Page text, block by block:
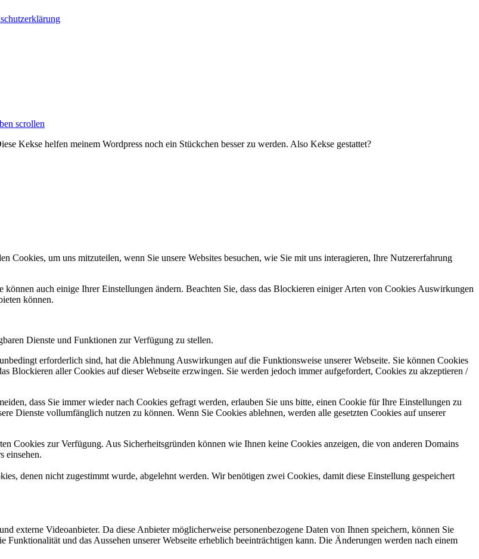
scrollen
Kekse helfen meinem Wordpress noch ein Stückchen besser zu werden. Also Kekse gestattet?
Cookies, um uns mitzuteilen, wenn Sie unsere Websites besuchen, wie Sie mit uns interagieren, Ihre Nutzererfahrung
auch einige Ihrer Einstellungen ändern. Beachten Sie, dass das Blockieren einiger Arten von Cookies Auswirkungen
können.
Dienste und Funktionen zur Verfügung zu stellen.
erforderlich sind, hat die Ablehnung Auswirkungen auf die Funktionsweise unserer Webseite. Sie können Cookies
Blockieren aller Cookies auf dieser Webseite erzwingen. Sie werden jedoch immer aufgefordert, Cookies zu akzeptieren /
dass Sie immer wieder nach Cookies gefragt werden, erlauben Sie uns bitte, einen Cookie für Ihre Einstellungen zu
Dienste vollumfänglich nutzen zu können. Wenn Sie Cookies ablehnen, werden alle gesetzten Cookies auf unserer
Cookies zur Verfügung. Aus Sicherheitsgründen können wie Ihnen keine Cookies anzeigen, die von anderen Domains
einsehen.
denen nicht zugestimmt wurde, abgelehnt werden. Wir benötigen zwei Cookies, damit diese Einstellung gespeichert
externe Videoanbieter. Da diese Anbieter möglicherweise personenbezogene Daten von Ihnen speichern, können Sie
und das Aussehen unserer Webseite erheblich beeinträchtigen kann. Die Änderungen werden nach einem